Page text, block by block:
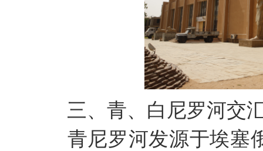
三、 青、白尼罗河交
青尼罗河发源于埃塞